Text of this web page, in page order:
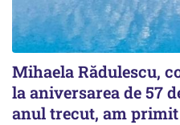
Mihaela Rădulescu,
la aniversarea de 57
anul trecut, am primit